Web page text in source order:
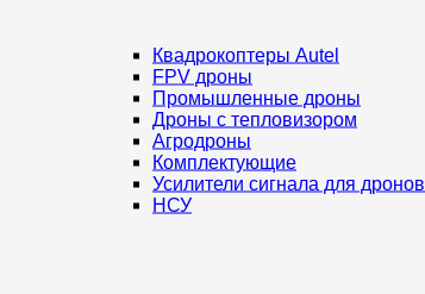
Квадрокоптеры Autel
FPV дроны
Промышленные дроны
Дроны с тепловизором
Агродроны
Комплектующие
Усилители сигнала для дронов
НСУ